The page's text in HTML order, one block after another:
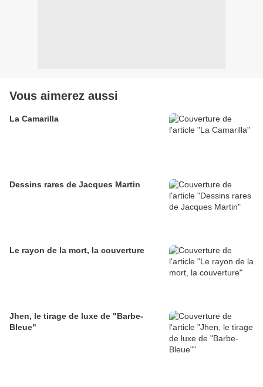
Vous aimerez aussi
La Camarilla
Dessins rares de Jacques Martin
Le rayon de la mort, la couverture
Jhen, le tirage de luxe de "Barbe-
Bleue"